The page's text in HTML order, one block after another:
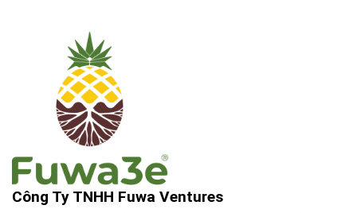
Công Ty TNHH Fuwa Ventures